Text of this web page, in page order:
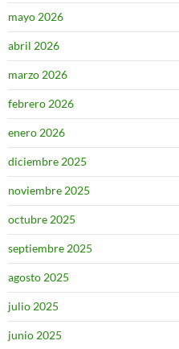
mayo 2026
abril 2026
marzo 2026
febrero 2026
enero 2026
diciembre 2025
noviembre 2025
octubre 2025
septiembre 2025
agosto 2025
julio 2025
junio 2025